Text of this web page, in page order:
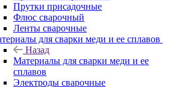
Прутки присадочные
Флюс сварочный
Ленты сварочные
для сварки меди и ее сплавов
Назад
Материалы для сварки меди и ее
сплавов
Электроды сварочные